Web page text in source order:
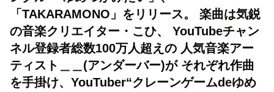
「TAKARAMONO」をリリース。 楽曲は気鋭
の音楽クリエイター・こひ、 YouTubeチャン
ネル登録者総数100万人超えの 人気音楽アー
ティスト＿＿(アンダーバー)が それぞれ作曲
を手掛け、YouTuber“クレーンゲームdeゆめ